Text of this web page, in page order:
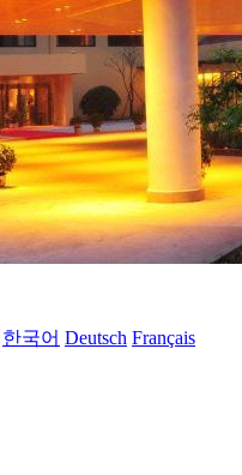
한국어 Deutsch Français